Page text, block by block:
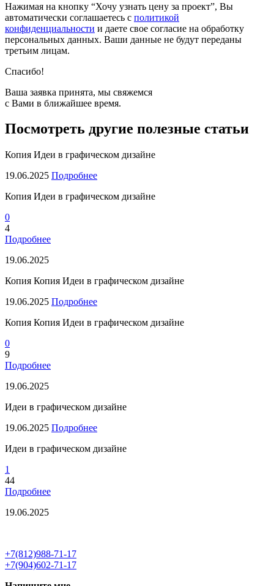
Нажимая на кнопку “Хочу узнать цену за проект”, Вы
автоматически соглашаетесь с политикой
конфиденциальности и даете свое согласие на обработку
персональных данных. Ваши данные не будут переданы
третьим лицам.
Спасибо!
Ваша заявка принята, мы свяжемся
с Вами в ближайшее время.
Посмотреть другие полезные статьи
Копия Идеи в графическом дизайне
19.06.2025 Подробнее
Копия Идеи в графическом дизайне
0
4
Подробнее
19.06.2025
Копия Копия Идеи в графическом дизайне
19.06.2025 Подробнее
Копия Копия Идеи в графическом дизайне
0
9
Подробнее
19.06.2025
Идеи в графическом дизайне
19.06.2025 Подробнее
Идеи в графическом дизайне
1
44
Подробнее
19.06.2025
+7(812)988-71-17
+7(904)602-71-17